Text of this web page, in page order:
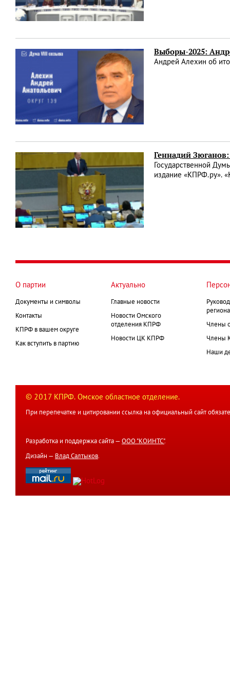
Выборы-2025:
Андрей Алехин об
Геннадий Зюганов:
Государственной
издание «КПРФ.ру».
О партии
Документы и символы
Контакты
КПРФ в вашем округе
Как вступить в партию
Актуально
Главные новости
Новости Омского
отделения КПРФ
Новости ЦК КПРФ
Члены
Члены
Наши
© 2017 КПРФ. Омское областное отделение.
При перепечатке и цитировании ссылка на официальный сайт
Разработка и поддержка сайта — ООО "КОИНТС".
Дизайн — Влад Салтыков.